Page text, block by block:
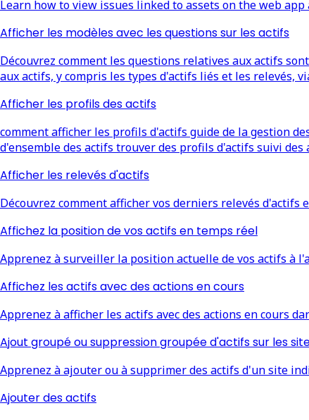
Learn how to view issues linked to assets on the web
Afficher les modèles avec les questions sur les actifs
Découvrez comment les questions relatives aux actifs
aux actifs, y compris les types d'actifs liés et les relevés,
Afficher les profils des actifs
comment afficher les profils d'actifs guide de la gestion
d'ensemble des actifs trouver des profils d'actifs suivi
Afficher les relevés d'actifs
Découvrez comment afficher vos derniers relevés
Affichez la position de vos actifs en temps réel
Apprenez à surveiller la position actuelle de vos actifs à
Affichez les actifs avec des actions en cours
Apprenez à afficher les actifs avec des actions en cours
Ajout groupé ou suppression groupée d'actifs sur les
Apprenez à ajouter ou à supprimer des actifs d'un site
Ajouter des actifs